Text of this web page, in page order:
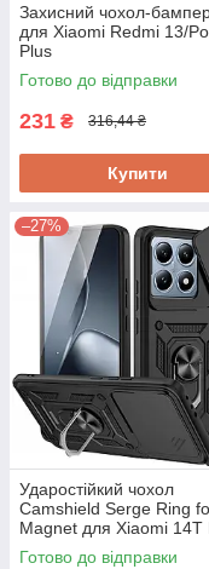
Захисний чохол-
для Xiaomi Redmi 13/
Plus
Готово до відправки
231 ₴ 316,44 ₴
Купити
–27%
Ударостійкий чохол
Camshield Serge Ring
Magnet для Xiaomi 14T
Готово до відправки